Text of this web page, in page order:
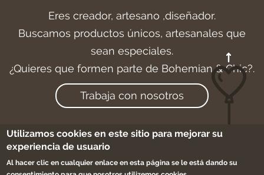
Eres creador, artesano ,diseñador.
Buscamos productos únicos, artesanales que
sean especiales.
¿Quieres que formen parte de Bohemian & Chic?.
Trabaja con nosotros
Aviso legal-Cookies
-Sitemap
Utilizamos cookies en este sitio para mejorar su
experiencia de usuario
Al hacer clic en cualquier enlace en esta página se le está dando su